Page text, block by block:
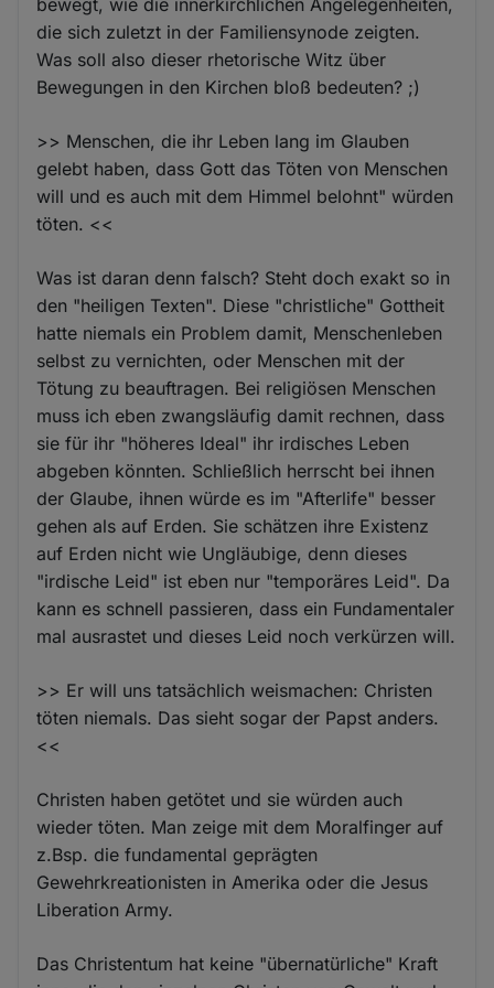
bewegt, wie die innerkirchlichen Angelegenheiten,
die sich zuletzt in der Familiensynode zeigten.
Was soll also dieser rhetorische Witz über
Bewegungen in den Kirchen bloß bedeuten? ;)
>> Menschen, die ihr Leben lang im Glauben
gelebt haben, dass Gott das Töten von Menschen
will und es auch mit dem Himmel belohnt" würden
töten. <<
Was ist daran denn falsch? Steht doch exakt so in
den "heiligen Texten". Diese "christliche" Gottheit
hatte niemals ein Problem damit, Menschenleben
selbst zu vernichten, oder Menschen mit der
Tötung zu beauftragen. Bei religiösen Menschen
muss ich eben zwangsläufig damit rechnen, dass
sie für ihr "höheres Ideal" ihr irdisches Leben
abgeben könnten. Schließlich herrscht bei ihnen
der Glaube, ihnen würde es im "Afterlife" besser
gehen als auf Erden. Sie schätzen ihre Existenz
auf Erden nicht wie Ungläubige, denn dieses
"irdische Leid" ist eben nur "temporäres Leid". Da
kann es schnell passieren, dass ein Fundamentaler
mal ausrastet und dieses Leid noch verkürzen will.
>> Er will uns tatsächlich weismachen: Christen
töten niemals. Das sieht sogar der Papst anders.
<<
Christen haben getötet und sie würden auch
wieder töten. Man zeige mit dem Moralfinger auf
z.Bsp. die fundamental geprägten
Gewehrkreationisten in Amerika oder die Jesus
Liberation Army.
Das Christentum hat keine "übernatürliche" Kraft